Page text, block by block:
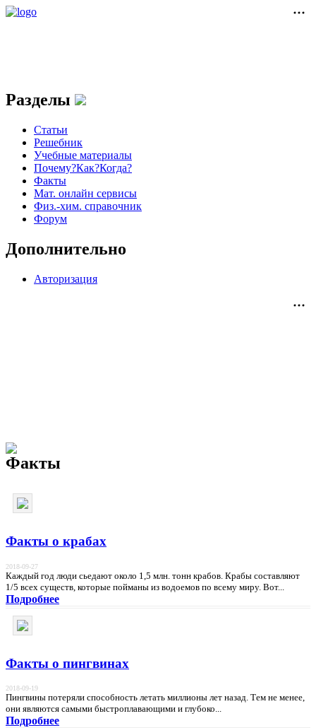
Разделы
Статьи
Решебник
Учебные материалы
Почему?Как?Когда?
Факты
Мат. онлайн сервисы
Физ.-хим. справочник
Форум
Дополнительно
Авторизация
Факты
Факты о крабах
2018-09-27
Каждый год люди сьедают около 1,5 млн. тонн крабов. Крабы составляют
1/5 всех существ, которые пойманы из водоемов по всему миру. Вот...
Подробнее
Факты о пингвинах
2018-09-19
Пингвины потеряли способность летать миллионы лет назад. Тем не менее,
они являются самыми быстроплавающими и глубоко...
Подробнее